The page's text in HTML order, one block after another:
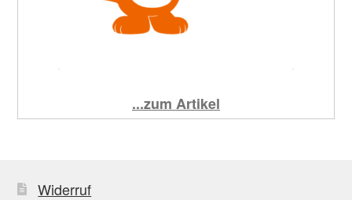
...zum Artikel
Widerruf